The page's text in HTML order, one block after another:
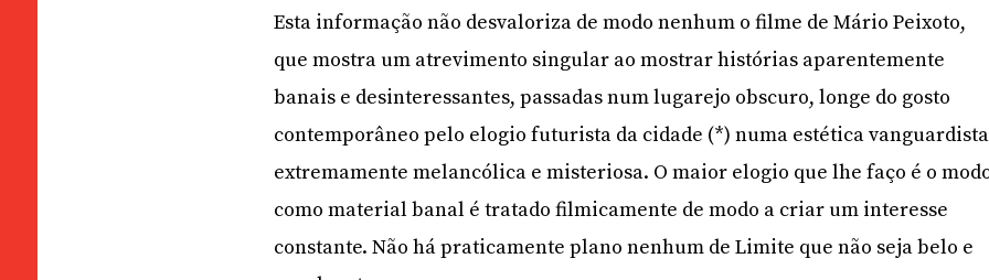
Esta informação não desvaloriza de modo nenhum o filme de Mário Peixoto,
que mostra um atrevimento singular ao mostrar histórias aparentemente
banais e desinteressantes, passadas num lugarejo obscuro, longe do gosto
contemporâneo pelo elogio futurista da cidade (*) numa estética vanguardista
extremamente melancólica e misteriosa. O maior elogio que lhe faço é o
como material banal é tratado filmicamente de modo a criar um interesse
constante. Não há praticamente plano nenhum de Limite que não seja belo e